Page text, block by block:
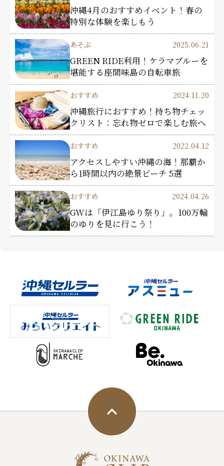
沖縄4月のおすすめイベント！春の
特別な体験を楽しもう
あそぶ 2025.06.21
GREEN RIDE利用！ケラマブルーを
堪能する座間味島の自転車旅
おすすめ 2024.11.20
沖縄旅行におすすめ！持ち物チェッ
クリスト：忘れ物ゼロで楽しむ旅へ
おすすめ 2022.04.12
アクセスしやすい沖縄の海！那覇か
ら1時間以内の絶景ビーチ 5選
おすすめ 2024.04.26
GWは「伊江島ゆり祭り」。100万輪
のゆりを見に行こう！